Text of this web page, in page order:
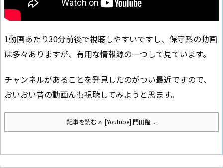
1動画あたり30分前後で視聴しやすいですし、保守系の動画
は多々ありますが、有用な情報源の一つして見ています。
チャンネルがあることを発見したのがつい最近ですので、
おいおい昔の動画んも視聴してみようと思ます。
記事を読む [Youtube] 門田隆 ...